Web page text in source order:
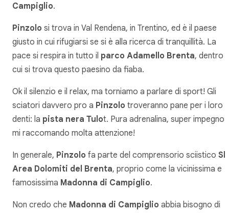
Campiglio.
Pinzolo si trova in Val Rendena, in Trentino, ed è il paese
giusto in cui rifugiarsi se si è alla ricerca di tranquillità. La
pace si respira in tutto il parco Adamello Brenta, dentro
cui si trova questo paesino da fiaba.
Ok il silenzio e il relax, ma torniamo a parlare di sport! Gli
sciatori davvero pro a Pinzolo troveranno pane per i loro
denti: la pista nera Tulot. Pura adrenalina, super impegno
mi raccomando molta attenzione!
In generale, Pinzolo fa parte del comprensorio sciistico
Area Dolomiti del Brenta, proprio come la vicinissima e
famosissima Madonna di Campiglio.
Non credo che Madonna di Campiglio abbia bisogno di